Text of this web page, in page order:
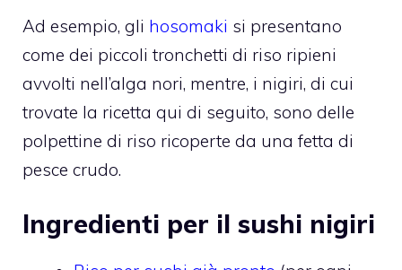
Ad esempio, gli hosomaki si presentano
come dei piccoli tronchetti di riso ripieni
avvolti nell’alga nori, mentre, i nigiri, di cui
trovate la ricetta qui di seguito, sono delle
polpettine di riso ricoperte da una fetta di
pesce crudo.
Ingredienti per il sushi nigiri